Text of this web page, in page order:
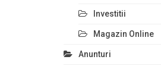
Investitii
Magazin Online
Anunturi